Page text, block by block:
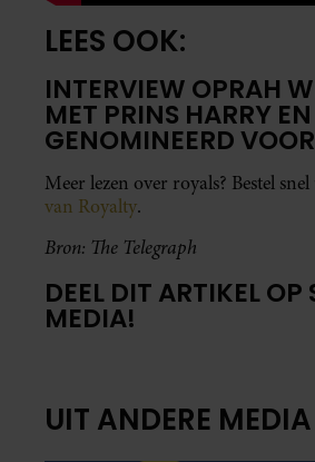
LEES OOK:
INTERVIEW OPRAH
MET PRINS HARRY
GENOMINEERD
Meer lezen over royals? Bestel
van Royalty.
Bron: The Telegraph
DEEL DIT ARTIKEL OP
MEDIA!
UIT ANDERE MEDIA